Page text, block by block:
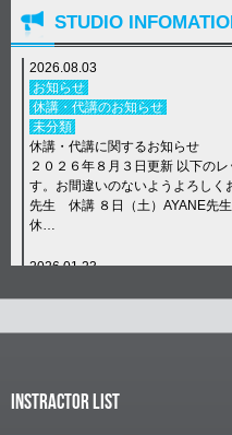
お知らせ
休講・代講のお知らせ
未分類
年末年始について
【年末年始について】 12/29(日)
N STUDIO TEL: 072-692-4022
STUDIO
2026.08.03
お知らせ
休講・代講のお知らせ
未分類
休講・代講に関するお知らせ
２０２６年８月３日更新 以下の
す。お間違いのないようよろしく
先生 休講 ８日（土）AYANE
休…
2026.01.23
城東区鴫野西２-１-２１
INSTRACTOR LIST